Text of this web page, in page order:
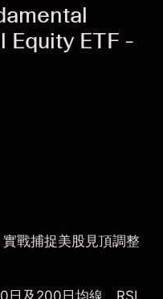
Equity ETF -
戰捕捉美股見頂調整